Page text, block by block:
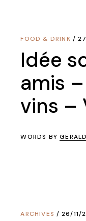
FOOD & DRINK
Idée
amis
vins –
WORDS BY
ARCHIVES 26/11/